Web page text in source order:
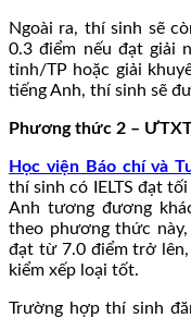
Ngoài ra, thí sinh sẽ
0.3 điểm nếu đạt giải
tỉnh/TP hoặc giải
tiếng Anh, thí sinh sẽ
Phương thức 2 –
Học viện Báo chí và
thí sinh có IELTS đạt
Anh tương đương
theo phương thức
đạt từ 7.0 điểm trở lên,
kiểm xếp loại tốt.
Trường hợp thí sinh